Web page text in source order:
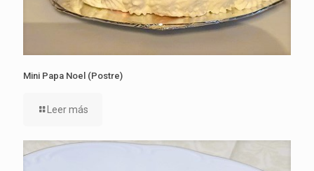
Mini Papa Noel (Postre)
Leer más